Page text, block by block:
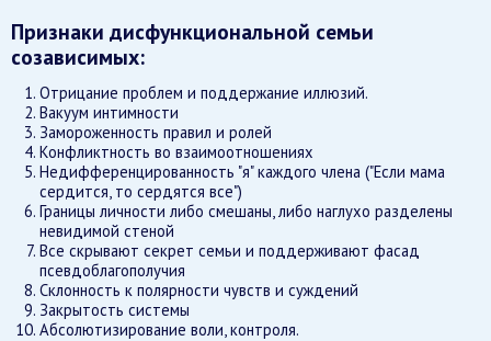
Признаки дисфункциональной семьи
созависимых:
Отрицание проблем и поддержание иллюзий.
Вакуум интимности
Замороженность правил и ролей
Конфликтность во взаимоотношениях
Недифференцированность "я" каждого члена ("Если мама
сердится, то сердятся все")
Границы личности либо смешаны, либо наглухо разделены
невидимой стеной
Все скрывают секрет семьи и поддерживают фасад
псевдоблагополучия
Склонность к полярности чувств и суждений
Закрытость системы
Абсолютизирование воли, контроля.